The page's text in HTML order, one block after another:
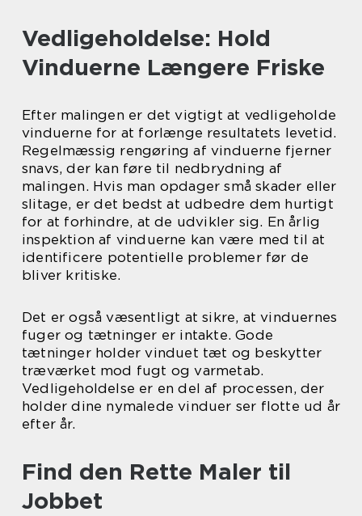
Vedligeholdelse: Hold
Vinduerne Længere Friske
Efter malingen er det vigtigt at vedligeholde
vinduerne for at forlænge resultatets levetid.
Regelmæssig rengøring af vinduerne fjerner
snavs, der kan føre til nedbrydning af
malingen. Hvis man opdager små skader eller
slitage, er det bedst at udbedre dem hurtigt
for at forhindre, at de udvikler sig. En årlig
inspektion af vinduerne kan være med til at
identificere potentielle problemer før de
bliver kritiske.
Det er også væsentligt at sikre, at vinduernes
fuger og tætninger er intakte. Gode
tætninger holder vinduet tæt og beskytter
træværket mod fugt og varmetab.
Vedligeholdelse er en del af processen, der
holder dine nymalede vinduer ser flotte ud år
efter år.
Find den Rette Maler til
Jobbet